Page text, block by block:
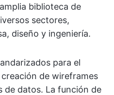
biblioteca de
sectores,
diseño y ingeniería.
para el
de wireframes
de datos. La función de